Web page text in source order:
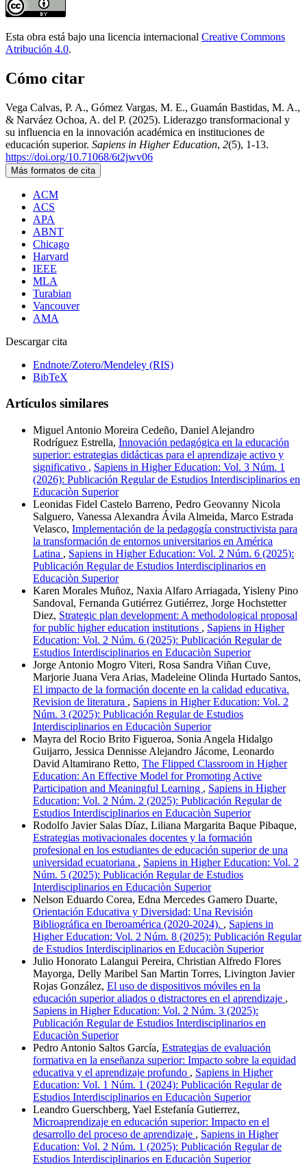
Esta obra está bajo una licencia internacional Creative Commons
Atribución 4.0.
Cómo citar
Vega Calvas, P. A., Gómez Vargas, M. E., Guamán Bastidas, M. A.,
& Narváez Ochoa, A. del P. (2025). Liderazgo transformacional y
su influencia en la innovación académica en instituciones de
educación superior. Sapiens in Higher Education, 2(5), 1-13.
https://doi.org/10.71068/6t2jwv06
Más formatos de cita
ACM
ACS
APA
ABNT
Chicago
Harvard
IEEE
MLA
Turabian
Vancouver
AMA
Descargar cita
Endnote/Zotero/Mendeley (RIS)
BibTeX
Artículos similares
Miguel Antonio Moreira Cedeño, Daniel Alejandro
Rodríguez Estrella, Innovación pedagógica en la educación
superior: estrategias didácticas para el aprendizaje activo y
significativo , Sapiens in Higher Education: Vol. 3 Núm. 1
(2026): Publicación Regular de Estudios Interdisciplinarios en
Educaciòn Superior
Leonidas Fidel Castelo Barreno, Pedro Geovanny Nicola
Salguero, Vanessa Alexandra Ávila Almeida, Marco Estrada
Velasco, Implementación de la pedagogía constructivista para
la transformación de entornos universitarios en América
Latina , Sapiens in Higher Education: Vol. 2 Núm. 6 (2025):
Publicación Regular de Estudios Interdisciplinarios en
Educaciòn Superior
Karen Morales Muñoz, Naxia Alfaro Arriagada, Yisleny Pino
Sandoval, Fernanda Gutiérrez Gutiérrez, Jorge Hochstetter
Diez, Strategic plan development: A methodological proposal
for public higher education institutions , Sapiens in Higher
Education: Vol. 2 Núm. 6 (2025): Publicación Regular de
Estudios Interdisciplinarios en Educaciòn Superior
Jorge Antonio Mogro Viteri, Rosa Sandra Viñan Cuve,
Marjorie Juana Vera Arias, Madeleine Olinda Hurtado Santos,
El impacto de la formación docente en la calidad educativa.
Revision de literatura , Sapiens in Higher Education: Vol. 2
Núm. 3 (2025): Publicación Regular de Estudios
Interdisciplinarios en Educaciòn Superior
Mayra del Rocio Brito Figueroa, Sonia Angela Hidalgo
Guijarro, Jessica Dennisse Alejandro Jácome, Leonardo
David Altamirano Retto, The Flipped Classroom in Higher
Education: An Effective Model for Promoting Active
Participation and Meaningful Learning , Sapiens in Higher
Education: Vol. 2 Núm. 2 (2025): Publicación Regular de
Estudios Interdisciplinarios en Educaciòn Superior
Rodolfo Javier Salas Díaz, Liliana Margarita Baque Pibaque,
Estrategias motivacionales docentes y la formación
profesional en los estudiantes de educación superior de una
universidad ecuatoriana , Sapiens in Higher Education: Vol. 2
Núm. 5 (2025): Publicación Regular de Estudios
Interdisciplinarios en Educaciòn Superior
Nelson Eduardo Corea, Edna Mercedes Gamero Duarte,
Orientación Educativa y Diversidad: Una Revisión
Bibliográfica en Iberoamérica (2020-2024). , Sapiens in
Higher Education: Vol. 2 Núm. 8 (2025): Publicación Regular
de Estudios Interdisciplinarios en Educaciòn Superior
Julio Honorato Lalangui Pereira, Christian Alfredo Flores
Mayorga, Delly Maribel San Martin Torres, Livington Javier
Rojas González, El uso de dispositivos móviles en la
educación superior aliados o distractores en el aprendizaje ,
Sapiens in Higher Education: Vol. 2 Núm. 3 (2025):
Publicación Regular de Estudios Interdisciplinarios en
Educaciòn Superior
Pedro Antonio Saltos García, Estrategias de evaluación
formativa en la enseñanza superior: Impacto sobre la equidad
educativa y el aprendizaje profundo , Sapiens in Higher
Education: Vol. 1 Núm. 1 (2024): Publicación Regular de
Estudios Interdisciplinarios en Educaciòn Superior
Leandro Guerschberg, Yael Estefanía Gutierrez,
Microaprendizaje en educación superior: Impacto en el
desarrollo del proceso de aprendizaje , Sapiens in Higher
Education: Vol. 2 Núm. 1 (2025): Publicación Regular de
Estudios Interdisciplinarios en Educaciòn Superior